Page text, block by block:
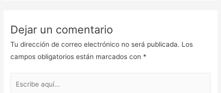
Dejar un comentario
Tu dirección de correo electrónico no será publicada. Los
campos obligatorios están marcados con *